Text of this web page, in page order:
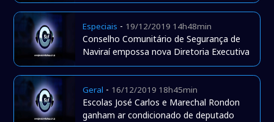
Especiais - 19/12/2019 14h48min
Conselho Comunitário de Segurança de
Naviraí empossa nova Diretoria Executiva
Geral - 16/12/2019 18h45min
Escolas José Carlos e Marechal Rondon
ganham ar condicionado de deputado